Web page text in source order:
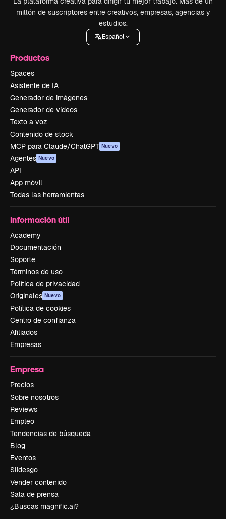
millón de suscriptores entre creativos, empresas, agencias y
estudios.
Español
Productos
Spaces
Asistente de IA
Generador de imágenes
Generador de vídeos
Texto a voz
Contenido de stock
MCP para Claude/ChatGPT Nuevo
Agentes Nuevo
API
App móvil
Todas las herramientas
Información útil
Academy
Documentación
Soporte
Términos de uso
Política de privacidad
Originales Nuevo
Política de cookies
Centro de confianza
Afiliados
Empresas
Empresa
Precios
Sobre nosotros
Reviews
Empleo
Tendencias de búsqueda
Blog
Eventos
Slidesgo
Vender contenido
Sala de prensa
¿Buscas magnific.ai?